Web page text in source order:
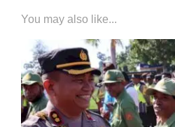
You may also like...